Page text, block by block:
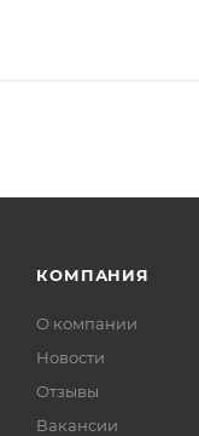
КОМПАНИЯ
О компании
Новости
Отзывы
Вакансии